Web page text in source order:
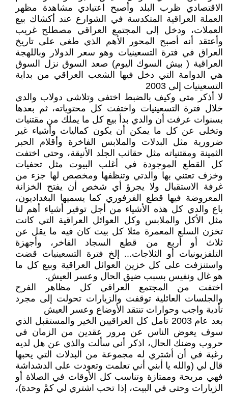
الاقتصادي ظرب البلد وأصبح اعتيادي مشاهدة مظهر
العملة العراقية المتكدسة في الشوارع عند أكشاك بيع
العملات، ودخل إلى المجتمع العراقي مصطلح غريب
وأعتقد أنه أصبح المحور الأهم الذي طغى على تاريخ
العراق في فترة التسعينيات وهو سعر الدولار وباللهجة
العراقية ( بيش السوك اليوم) صعد السوق نزل السوق
هي الدوامة التي دخل فيها الشعب العراقي من بداية
التسعينيات إلى 2003
لا أذكر متى وكيف بالضبط اختفى وتلاشى دولاب والدي
خلال فترة التسعينيات واختفت كل محتوياته، ثم بعدها
بسنوات عرفت أن والدي بدأ بيع كل ما يملك من مقتنيات
وتخلى عن كل ما يمكن أن يكون كماليات وأشياء غير
ضرورية مثل البدلات والملابس الفاخرة وأقلام الحبر
الثمينة ومقتنياته مثل حقائب الجلد الأنيقة، وحتى اختفت
كل القطع الموجودة في أغلب البيوت مثل تحفيات
وخزف تعتني بها والدتي وتنظفها ومخصص لها جزء من
غرفة الاستقبال ولا يجرؤ أي شخص أن يفتح الخزانة
المعروضة فيها قطع الفرفوري كما يسميها البغداديون،
باع والدي كل هذه الأشياء من أجل توفير أشياء أهم لنا
مثل الأكل والملابس وكل العوائل العراقية التي كانت
تخزن السلع المعمرة مثلا كل بيت كان فيه ما يقل عن
ثلاث أو أربع من قطع السجاد الفاخر، وأجهزة
التلفزيونيات أو الثلاجات... إلخ فترة التسعينيات قضت
واستنزفت على كل خزين العوائل العراقية وبيع كل ما
هو غال ونفيس بسبب ضيق الحال وعسر العيش.
اختفت من المجتمع العراقي كل مظاهر الفرح
والجلسات العائلية توقفت والزيارات تحولت إلى مجرد
تأدية واجب وحوارات تنتقد الأوضاع وعسر العيش
بعد عام 2003 تأمل كل العراقيين الخير والمستقبل الذي
سوف يعوض الناس عن مرور عقدين من الزمان في
حروب وضنك الحال، اذكر أني سألت والذي عن هل لديه
رغبة في أن أشتري له مجموعة من البدلات التي يحبها
قال لي (والله يا أبني أني تعلمت وتعودت على الدشداشة
فهي مريحة وممتازة وتناسب كل الأوقات في الصلاة أو
الزيارات وحتى في البيت، إذا تحب اشتري لي كمْ وحدة)،